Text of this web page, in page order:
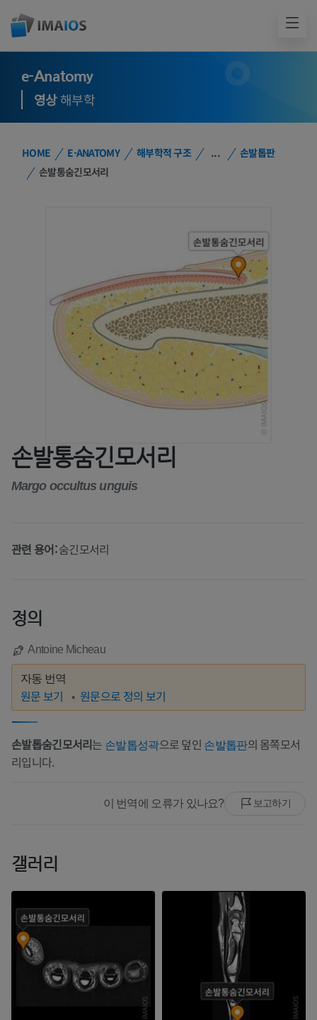
e-Anatomy
영상해부학
HOME E-ANATOMY 해부학적 구조 ...
손발톱판
손발통숨긴모서리
손발통숨긴모서리
Margo occultus unguis
관련 용어:숨긴모서리
정의
Antoine Micheau
자동 번역
원문 보기 원문으로 정의 보기
손발톱숨긴모서리는 손발톱성곽으로 덮인 손발톱판의 몸쪽모서
리입니다.
이 번역에 오류가 있나요? 보고하기
갤러리